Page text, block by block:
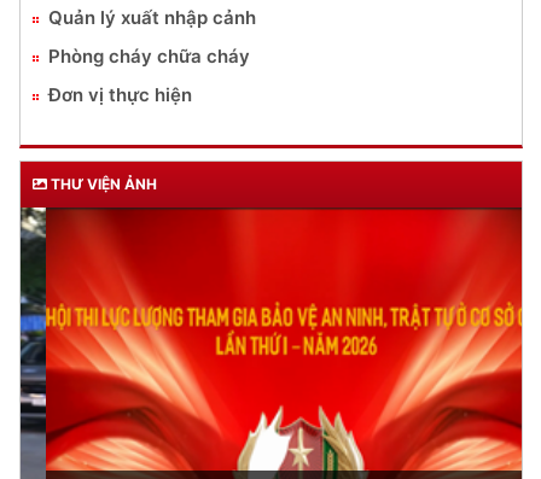
Quản lý xuất nhập cảnh
Phòng cháy chữa cháy
Đơn vị thực hiện
THƯ VIỆN ẢNH